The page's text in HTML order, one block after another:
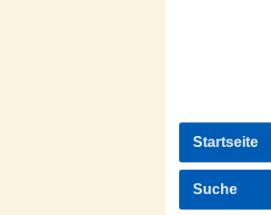
Startseite
Suche